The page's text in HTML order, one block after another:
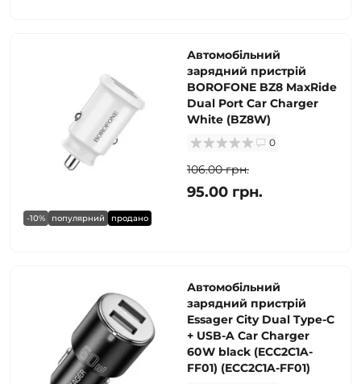
-10% популярний продано
Автомобільний
зарядний пристрій
BOROFONE BZ8 MaxRide
Dual Port Car Charger
White (BZ8W)
0
106.00 грн.
95.00 грн.
Автомобільний
зарядний пристрій
Essager City Dual Type-C
+ USB-A Car Charger
60W black (ECC2C1A-
FF01) (ECC2C1A-FF01)